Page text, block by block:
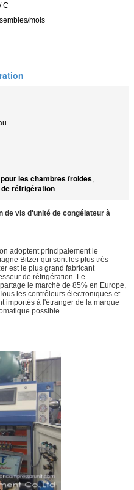
C
mois
les chambres froides,
réfrigération
de vis d'unité de congélateur à
adoptent principalement le
Bitzer qui sont les plus très
est le plus grand fabricant
de réfrigération. Le
le marché de 85% en Europe,
les contrôleurs électroniques et
importés à l'étranger de la marque
possible.